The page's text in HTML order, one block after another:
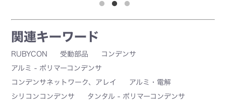
1G
関連キーワード
RUBYCON 受動部品
コンデンサ
アルミ - ポリマーコンデンサ
コンデンサネットワーク、アレイ
アルミ・電解
シリコンコンデンサ
タンタル - ポリマーコンデンサ